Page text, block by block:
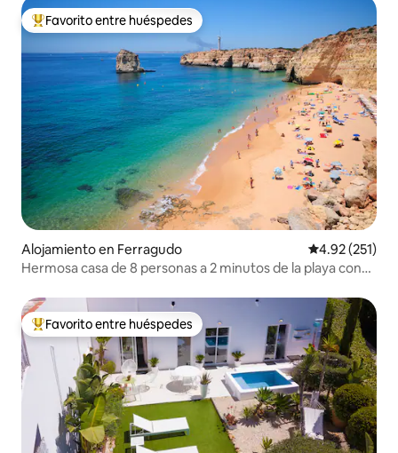
Favorito entre huéspedes preferido
Favorito entre huéspedes
Alojamiento en Ferragudo Calificación
4.92 (251)
Hermosa casa de 8 personas a 2 minutos de la playa con
Favorito entre huéspedes preferido
Favorito entre huéspedes